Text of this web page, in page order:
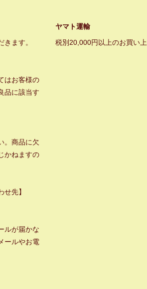
きます。
はお客様の
品に該当す
。商品に欠
かねますの
せ先】
ルが届かな
ールやお電
ヤマト運輸
税別20,000円以上のお買い